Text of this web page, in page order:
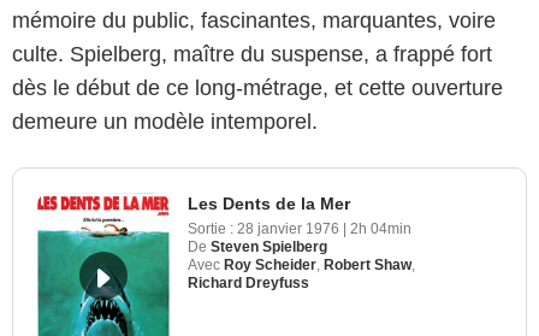
mémoire du public, fascinantes, marquantes, voire
culte. Spielberg, maître du suspense, a frappé fort
dès le début de ce long-métrage, et cette ouverture
demeure un modèle intemporel.
Les Dents de la Mer
Sortie : 28 janvier 1976 | 2h 04min
De Steven Spielberg
Avec Roy Scheider Robert Shaw,
Richard Dreyfuss